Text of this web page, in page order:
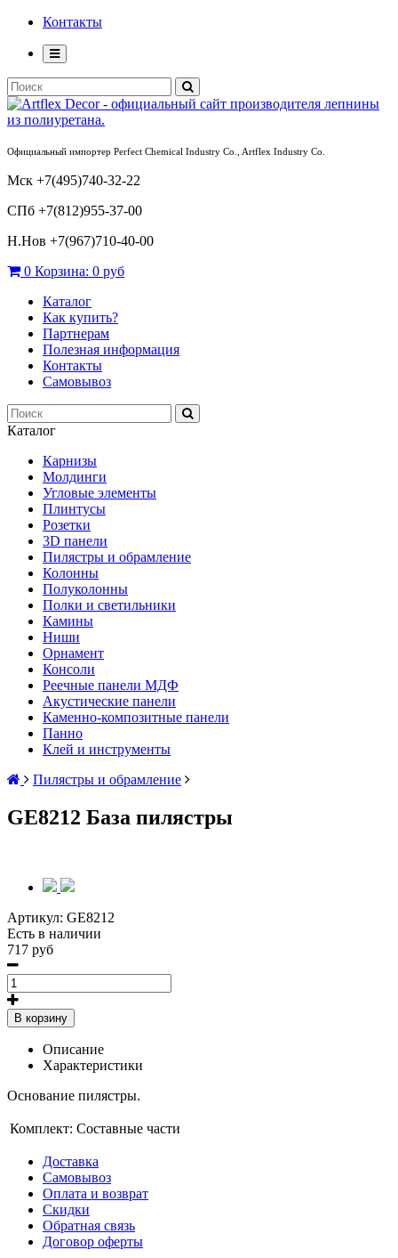
Контакты
Официальный импортер Perfect Chemical Industry Co., Artflex Industry Co.
Мск +7(495)740-32-22
СПб +7(812)955-37-00
Н.Нов +7(967)710-40-00
0 Корзина: 0 руб
Каталог
Как купить?
Партнерам
Полезная информация
Контакты
Самовывоз
Каталог
Карнизы
Молдинги
Угловые элементы
Плинтусы
Розетки
3D панели
Пилястры и обрамление
Колонны
Полуколонны
Полки и светильники
Камины
Ниши
Орнамент
Консоли
Реечные панели МДФ
Акустические панели
Каменно-композитные панели
Панно
Клей и инструменты
Пилястры и обрамление
GE8212 База пилястры
Артикул: GE8212
Есть в наличии
717 руб
В корзину
Описание
Характеристики
Основание пилястры.
Комплект: Составные части
Доставка
Самовывоз
Оплата и возврат
Скидки
Обратная связь
Договор оферты